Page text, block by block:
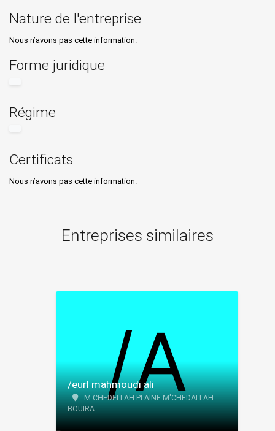
Nature de l'entreprise
Nous n’avons pas cette information.
Forme juridique
Régime
Certificats
Nous n’avons pas cette information.
Entreprises similaires
/eurl mahmoudi ali
M CHEDELLAH PLAINE M'CHEDALLAH
BOUIRA